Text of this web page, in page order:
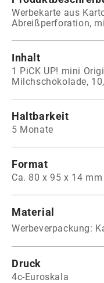
Werbekarte aus
Abreißperforation,
Inhalt
1 PiCK UP! mini
Milchschokolade,
Haltbarkeit
5 Monate
Format
Ca. 80 x 95 x 14 mm
Material
Werbeverpackung:
Druck
4c-Euroskala